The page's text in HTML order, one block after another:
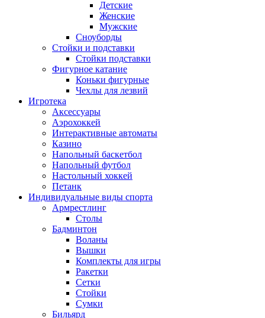
Детские
Женские
Мужские
Сноуборды
Стойки и подставки
Cтойки подставки
Фигурное катание
Коньки фигурные
Чехлы для лезвий
Игротека
Аксессуары
Аэрохоккей
Интерактивные автоматы
Казино
Напольный баскетбол
Напольный футбол
Настольный хоккей
Петанк
Индивидуальные виды спорта
Армрестлинг
Столы
Бадминтон
Воланы
Вышки
Комплекты для игры
Ракетки
Сетки
Стойки
Сумки
Бильярд